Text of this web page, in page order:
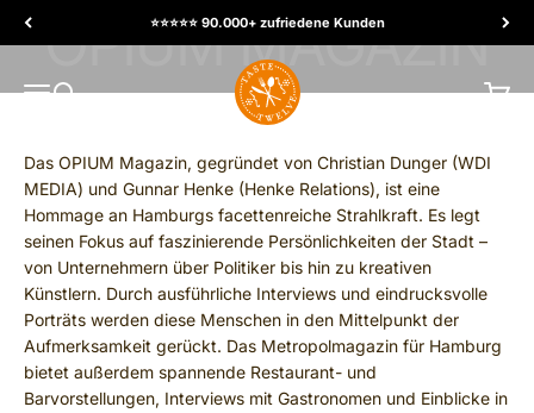
⭐️⭐️⭐️⭐️⭐️ 90.000+ zufriedene Kunden
MENU
Search
TasteTwelve
Cart
Das OPIUM Magazin, gegründet von Christian Dunger (WDI
MEDIA) und Gunnar Henke (Henke Relations), ist eine
Hommage an Hamburgs facettenreiche Strahlkraft. Es legt
seinen Fokus auf faszinierende Persönlichkeiten der Stadt –
von Unternehmern über Politiker bis hin zu kreativen
Künstlern. Durch ausführliche Interviews und eindrucksvolle
Porträts werden diese Menschen in den Mittelpunkt der
Aufmerksamkeit gerückt. Das Metropolmagazin für Hamburg
bietet außerdem spannende Restaurant- und
Barvorstellungen, Interviews mit Gastronomen und Einblicke in